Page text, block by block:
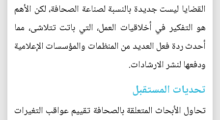
القضايا ليست جديدة بالنسبة لصناعة الصحافة، لكن الأهم
هو التفكير في أخلاقيات العمل، التي باتت تتلاشى، مما
أحدث ردة فعل العديد من المنظمات والمؤسسات الإعلامية
ودفعها لنشر الارشادات.
تحديات المستقبل
تحاول الأبحاث المتعلقة بالصحافة تقييم عواقب التغيرات